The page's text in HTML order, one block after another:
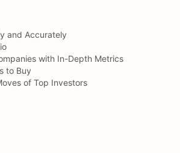
and Accurately
with In-Depth Metrics
to Buy
of Top Investors